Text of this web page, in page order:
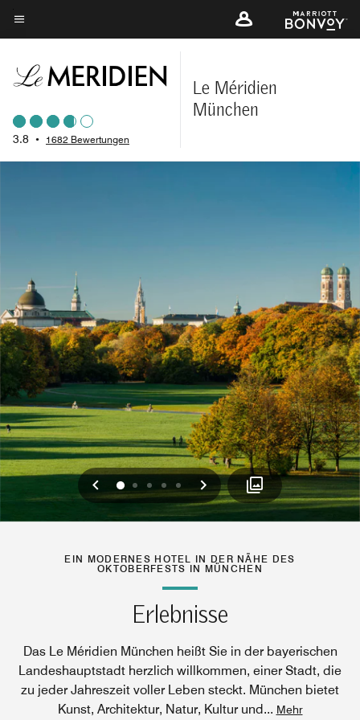
Skip
to
content
Menütext
3.8 • 1682 Bewertungen
Le Méridien
München
Vorherige
0 1 2 3 4 Weiter
EIN MODERNES HOTEL IN DER NÄHE DES
OKTOBERFESTS IN MÜNCHEN
Erlebnisse
Das Le Méridien München heißt Sie in der bayerischen
Landeshauptstadt herzlich willkommen, einer Stadt, die
zu jeder Jahreszeit voller Leben steckt. München bietet
Kunst, Architektur, Natur, Kultur und... Mehr